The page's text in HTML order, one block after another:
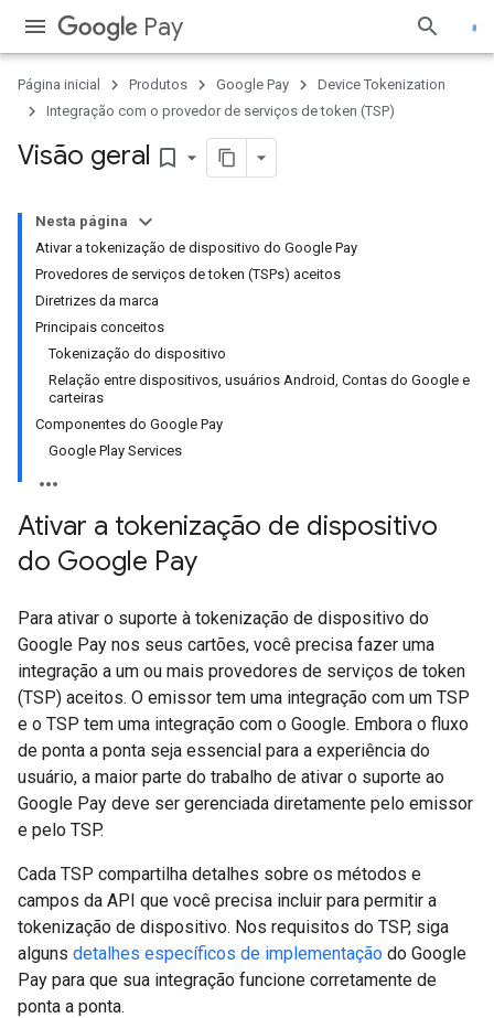
Pay
Página inicial Produtos Google Pay
Device Tokenization
Integração com o provedor de serviços de token (TSP)
Visão geral bookmark_border
Nesta página
Ativar a tokenização de dispositivo do Google Pay
Provedores de serviços de token (TSPs) aceitos
Diretrizes da marca
Principais conceitos
Tokenização do dispositivo
Relação entre dispositivos, usuários Android, Contas do Google e
carteiras
Componentes do Google Pay
Google Play Services
Ativar a tokenização de dispositivo
do Google Pay
Para ativar o suporte à tokenização de dispositivo do
Google Pay nos seus cartões, você precisa fazer uma
integração a um ou mais provedores de serviços de token
(TSP) aceitos. O emissor tem uma integração com um TSP
e o TSP tem uma integração com o Google. Embora o fluxo
de ponta a ponta seja essencial para a experiência do
usuário, a maior parte do trabalho de ativar o suporte ao
Google Pay deve ser gerenciada diretamente pelo emissor
e pelo TSP.
Cada TSP compartilha detalhes sobre os métodos e
campos da API que você precisa incluir para permitir a
tokenização de dispositivo. Nos requisitos do TSP, siga
alguns detalhes específicos de implementação do Google
Pay para que sua integração funcione corretamente de
ponta a ponta.